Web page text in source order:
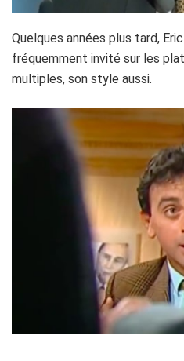
Quelques années plus tard,
fréquemment invité sur les
multiples, son style aussi.